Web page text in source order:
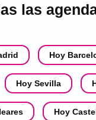
las
Hoy
Hoy Sevilla
Hoy